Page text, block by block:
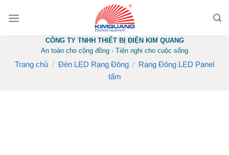
CÔNG TY TNHH THIẾT BỊ ĐIỆN KIM QUANG
An toàn cho cộng đồng - Tiện nghi cho cuộc sống
Trang chủ / Đèn LED Rạng Đông / Rạng Đông LED Panel
tấm